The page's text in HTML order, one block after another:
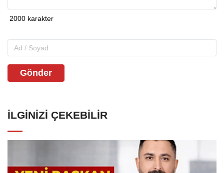
Gönder
İLGINIZI ÇEKEBILIR